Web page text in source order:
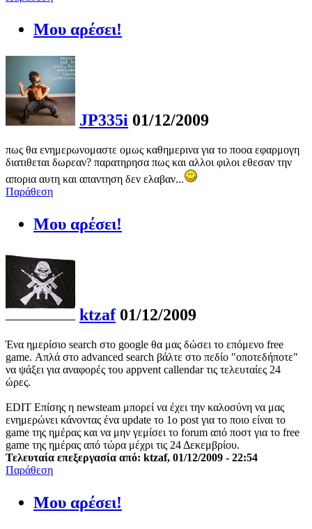
Μου αρέσει!
JP335i 01/12/2009
πως θα ενημερωνομαστε ομως καθημερινα για το ποοα εφαρμογη
διατιθεται δωρεαν? παρατηρησα πως και αλλοι φιλοι εθεσαν την
απορια αυτη και απαντηση δεν ελαβαν...
Παράθεση
Μου αρέσει!
ktzaf 01/12/2009
Ένα ημερίσιο search στο google θα μας δώσει το επόμενο free
game. Απλά στο advanced search βάλτε στο πεδίο "οποτεδήποτε"
να ψάξει για αναφορές του appvent callendar τις τελευταίες 24
ώρες.
EDIT Επίσης η newsteam μπορεί να έχει την καλοσύνη να μας
ενημερώνει κάνοντας ένα update το 1ο post για το ποιο είναι το
game της ημέρας και να μην γεμίσει το forum από ποστ για το free
game της ημέρας από τώρα μέχρι τις 24 Δεκεμβρίου.
Τελευταία επεξεργασία από: ktzaf, 01/12/2009 - 22:54
Παράθεση
Μου αρέσει!